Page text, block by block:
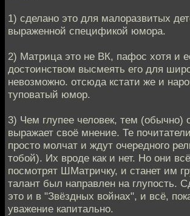
1) сделано это для малоразвитых
выраженной спецификой юмора.
2) Матрица это не ВК, пафос хотя и
достоинством высмеять его для
невозможно. отсюда кстати же и
туповатый юмор.
3) Чем глупее человек, тем (обычно)
выражает своё мнение. Те
просто молчат и ждут очередного
тобой). Их вроде как и нет. Но они
посмотрят ШМатричку, и станет им
талант был направлен на глупость.
это и в "Звёздных войнах", и всё,
уважение капитально.